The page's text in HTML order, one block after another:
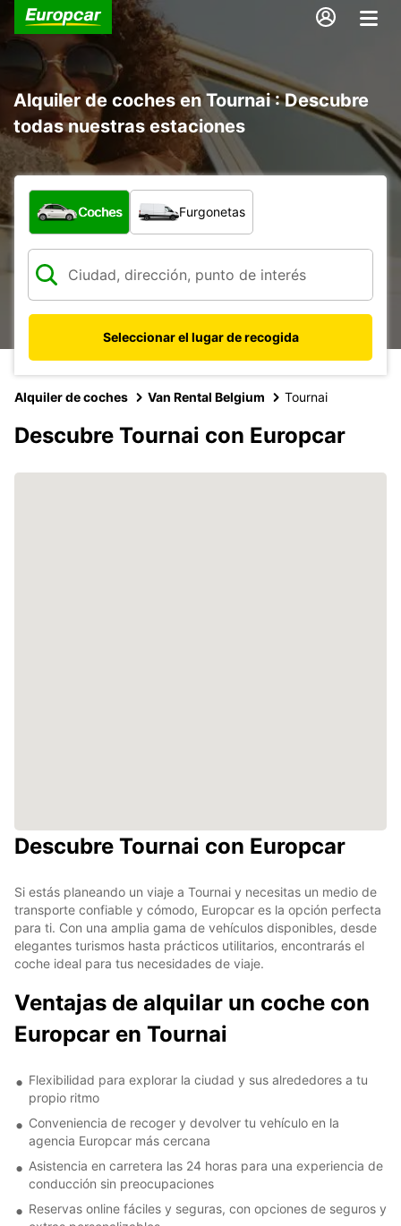
Alquiler de coches en Tournai : Descubre
todas nuestras estaciones
¿Qué tipo de vehículo?
Coches Furgonetas
Seleccionar el lugar de recogida
Alquiler de coches Van Rental Belgium Tournai
Descubre Tournai con Europcar
Descubre Tournai con Europcar
Si estás planeando un viaje a Tournai y necesitas un medio de
transporte confiable y cómodo, Europcar es la opción perfecta
para ti. Con una amplia gama de vehículos disponibles, desde
elegantes turismos hasta prácticos utilitarios, encontrarás el
coche ideal para tus necesidades de viaje.
Ventajas de alquilar un coche con
Europcar en Tournai
Flexibilidad para explorar la ciudad y sus alrededores a tu
propio ritmo
Conveniencia de recoger y devolver tu vehículo en la
agencia Europcar más cercana
Asistencia en carretera las 24 horas para una experiencia de
conducción sin preocupaciones
Reservas online fáciles y seguras, con opciones de seguros y